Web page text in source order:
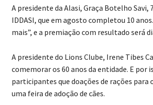
A presidente da Alasi, Graça Botelho
IDDASI, que em agosto completou 10
mais”, e a premiação com resultado será
A presidente do Lions Clube, Irene Tibes
comemorar os 60 anos da entidade. E
participantes que doações de rações para
uma feira de adoção de cães.